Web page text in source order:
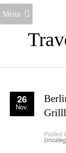
Menu
26
Nov.
Posted